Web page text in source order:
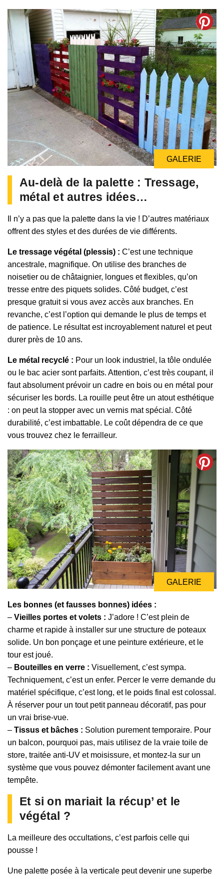
GALERIE
GALERIE
Au-delà de la palette : Tressage,
métal et autres idées…
Il n’y a pas que la palette dans la vie ! D’autres matériaux
offrent des styles et des durées de vie différents.
Le tressage végétal (plessis) : C’est une technique
ancestrale, magnifique. On utilise des branches de
noisetier ou de châtaignier, longues et flexibles, qu’on
tresse entre des piquets solides. Côté budget, c’est
presque gratuit si vous avez accès aux branches. En
revanche, c’est l’option qui demande le plus de temps et
de patience. Le résultat est incroyablement naturel et peut
durer près de 10 ans.
Le métal recyclé : Pour un look industriel, la tôle ondulée
ou le bac acier sont parfaits. Attention, c’est très coupant, il
faut absolument prévoir un cadre en bois ou en métal pour
sécuriser les bords. La rouille peut être un atout esthétique
: on peut la stopper avec un vernis mat spécial. Côté
durabilité, c’est imbattable. Le coût dépendra de ce que
vous trouvez chez le ferrailleur.
GALERIE
GALERIE
Les bonnes (et fausses bonnes) idées :
– Vieilles portes et volets : J’adore ! C’est plein de
charme et rapide à installer sur une structure de poteaux
solide. Un bon ponçage et une peinture extérieure, et le
tour est joué.
– Bouteilles en verre : Visuellement, c’est sympa.
Techniquement, c’est un enfer. Percer le verre demande du
matériel spécifique, c’est long, et le poids final est colossal.
À réserver pour un tout petit panneau décoratif, pas pour
un vrai brise-vue.
– Tissus et bâches : Solution purement temporaire. Pour
un balcon, pourquoi pas, mais utilisez de la vraie toile de
store, traitée anti-UV et moisissure, et montez-la sur un
système que vous pouvez démonter facilement avant une
tempête.
Et si on mariait la récup’ et le
végétal ?
La meilleure des occultations, c’est parfois celle qui
pousse !
Une palette posée à la verticale peut devenir une superbe